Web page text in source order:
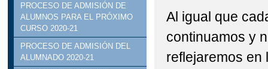
PROCESO DE ADMISIÓN DE
ALUMNOS PARA EL PRÓXIMO
CURSO 2020-21
PROCESO DE ADMISIÓN DEL
ALUMNADO 2020-21
Al igual que
continuamos y
reflejaremos en